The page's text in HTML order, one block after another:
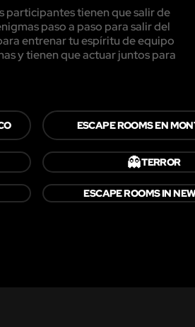
participantes tienen que salir de
paso a paso para salir del
entrenar tu espíritu de equipo
y tienen que actuar juntos para
ESCAPE ROOMS EN
👻TERROR
ESCAPE ROOMS IN